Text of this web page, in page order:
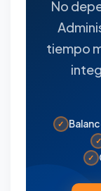
No
tiempo
✓
✓
✓